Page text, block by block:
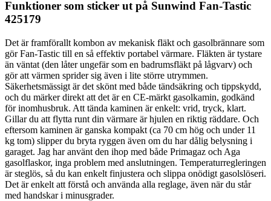
Funktioner som sticker ut på Sunwind Fan-Tastic
425179
Det är framförallt kombon av mekanisk fläkt och gasolbrännare som
gör Fan-Tastic till en så effektiv portabel värmare. Fläkten är tystare
än väntat (den låter ungefär som en badrumsfläkt på lågvarv) och
gör att värmen sprider sig även i lite större utrymmen.
Säkerhetsmässigt är det skönt med både tändsäkring och tippskydd,
och du märker direkt att det är en CE-märkt gasolkamin, godkänd
för inomhusbruk. Att tända kaminen är enkelt: vrid, tryck, klart.
Gillar du att flytta runt din värmare är hjulen en riktig räddare. Och
eftersom kaminen är ganska kompakt (ca 70 cm hög och under 11
kg tom) slipper du bryta ryggen även om du har dålig belysning i
garaget. Jag har använt den ihop med både Primagaz och Aga
gasolflaskor, inga problem med anslutningen. Temperaturregleringen
är steglös, så du kan enkelt finjustera och slippa onödigt gasolslöseri.
Det är enkelt att förstå och använda alla reglage, även när du står
med handskar i minusgrader.